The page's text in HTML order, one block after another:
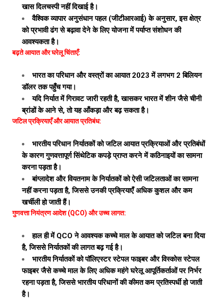
खास दिलचस्पी नहीं दिखाई है।
वैश्विक व्यापार अनुसंधान पहल (जीटीआरआई) के अनुसार, इस क्षेत्र
को प्रभावी ढंग से बढ़ावा देने के लिए योजना में पर्याप्त संशोधन की
आवश्यकता है।
बढ़ते आयात और घरेलू चिंताएँ:
भारत का परिधान और वस्त्रों का आयात 2023 में लगभग 2 बिलियन
डॉलर तक पहुँच गया।
यदि निर्यात में गिरावट जारी रहती है, खासकर भारत में शीन जैसे चीनी
ब्रांडों के आने से, तो यह आँकड़ा और बढ़ सकता है।
जटिल प्रक्रियाएँ और आयात प्रतिबंध:
भारतीय परिधान निर्यातकों को जटिल आयात प्रक्रियाओं और प्रतिबंधों
के कारण गुणवत्तापूर्ण सिंथेटिक कपड़े प्राप्त करने में कठिनाइयों का सामना
करना पड़ता है।
बांग्लादेश और वियतनाम के निर्यातकों को ऐसी जटिलताओं का सामना
नहीं करना पड़ता है, जिससे उनकी प्रक्रियाएँ अधिक कुशल और कम
खर्चीली हो जाती हैं।
गुणवत्ता नियंत्रण आदेश (QCO) और उच्च लागत:
हाल ही में QCO ने आवश्यक कच्चे माल के आयात को जटिल बना दिया
है, जिससे निर्यातकों की लागत बढ़ गई है।
भारतीय निर्यातकों को पॉलिएस्टर स्टेपल फाइबर और विस्कोस स्टेपल
फाइबर जैसे कच्चे माल के लिए अधिक महंगे घरेलू आपूर्तिकर्ताओं पर निर्भर
रहना पड़ता है, जिससे भारतीय परिधानों की कीमत कम प्रतिस्पर्धी हो जाती
है।